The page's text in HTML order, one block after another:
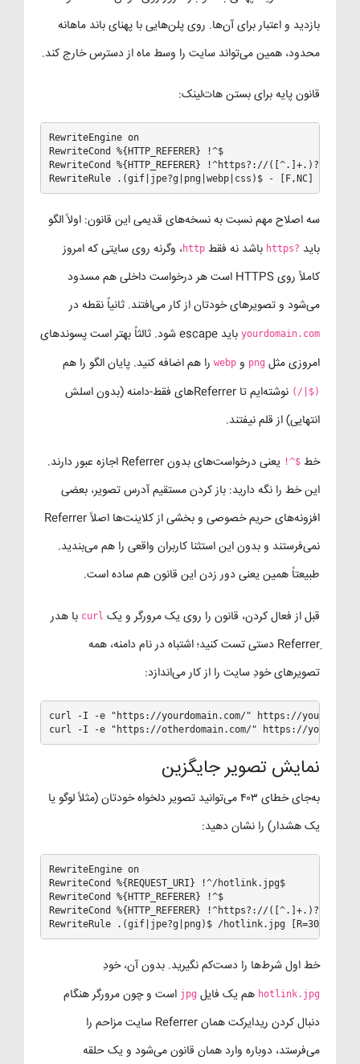
بازدید و اعتبار برای آن‌ها. روی پلن‌هایی با پهنای باند ماهانه
محدود، همین می‌تواند سایت را وسط ماه از دسترس خارج کند.
قانون پایه برای بستن هات‌لینک:
RewriteEngine on
RewriteCond %{HTTP_REFERER} !^$
RewriteCond %{HTTP_REFERER} !^https?://
RewriteRule .(gif|jpe?g|png|webp|css)$ - [F,NC]
سه اصلاح مهم نسبت به نسخه‌های قدیمی این قانون: اولاً الگو
باید https? باشد نه فقط http، وگرنه روی سایتی که امروز
کاملاً روی HTTPS است هر درخواست داخلی هم مسدود
می‌شود و تصویرهای خودتان از کار می‌افتند. ثانیاً نقطه در
yourdomain.com
باید escape شود. ثالثاً بهتر است پسوندهای
امروزی مثل png و webp را هم اضافه کنید. پایان الگو را هم
(/|$)
نوشته‌ایم تا Referrerهای فقط-دامنه (بدون اسلش
انتهایی) از قلم نیفتند.
خط !^$
یعنی درخواست‌های بدون Referrer اجازه عبور دارند.
این خط را نگه دارید: باز کردن مستقیم آدرس تصویر، بعضی
افزونه‌های حریم خصوصی و بخشی از کلاینت‌ها اصلاً Referrer
نمی‌فرستند و بدون این استثنا کاربران واقعی را هم می‌بندید.
طبیعتاً همین یعنی دور زدن این قانون هم ساده است.
قبل از فعال کردن، قانون را روی یک مرورگر و یک curl با هدر
Referrerِ دستی تست کنید؛ اشتباه در نام دامنه، همه
تصویرهای خودِ سایت را از کار می‌اندازد:
curl -I -e "https://yourdomain.com/" https://
curl -I -e "https://otherdomain.com/" https://
نمایش تصویر جایگزین
به‌جای خطای ۴۰۳ می‌توانید تصویر دلخواه خودتان (مثلاً لوگو یا
یک هشدار) را نشان دهید:
RewriteEngine on
RewriteCond %{REQUEST_URI} !^/hotlink.jpg$
RewriteCond %{HTTP_REFERER} !^$
RewriteCond %{HTTP_REFERER} !^https?://
RewriteRule .(gif|jpe?g|png)$ /hotlink.jpg [R=302,L,NC]
خط اول شرط‌ها را دست‌کم نگیرید. بدون آن، خودِ
hotlink.jpg هم یک فایل jpg است و چون مرورگر هنگام
دنبال کردن ریدایرکت همان Referrer سایت مزاحم را
می‌فرستد، دوباره وارد همان قانون می‌شود و یک حلقه